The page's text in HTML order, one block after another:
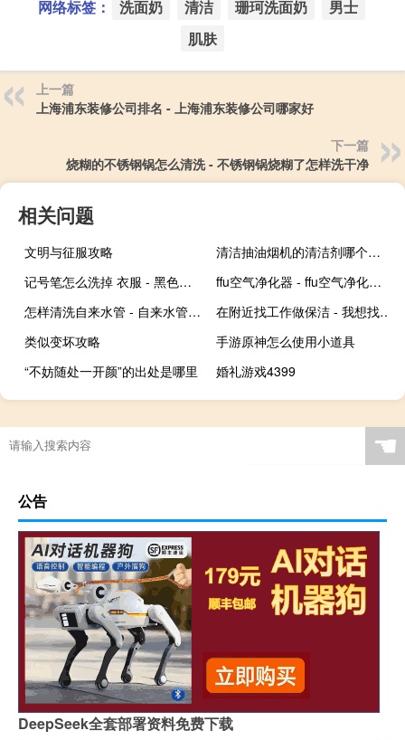
网络标签： 洗面奶 清洁 珊珂洗面奶
男士
肌肤
上一篇
上海浦东装修公司排名 - 上海浦东装修公司哪家好
下一篇
烧糊的不锈钢锅怎么清洗 - 不锈钢锅烧糊了怎样洗干净
相关问题
文明与征服攻略
清洁抽油烟机的清洁剂哪个好用 - 油烟机清洗剂哪种好用
记号笔怎么洗掉 衣服 - 黑色记号笔的清洗妙招
ffu空气净化器 - ffu空气净化器如何更换
怎样清洗自来水管 - 自来水管如何自己清洗
在附近找工作做保洁 - 我想找附近的保洁工作
类似变坏攻略
手游原神怎么使用小道具
“不妨随处一开颜”的出处是哪里
婚礼游戏4399
☚
公告
DeepSeek全套部署资料免费下载